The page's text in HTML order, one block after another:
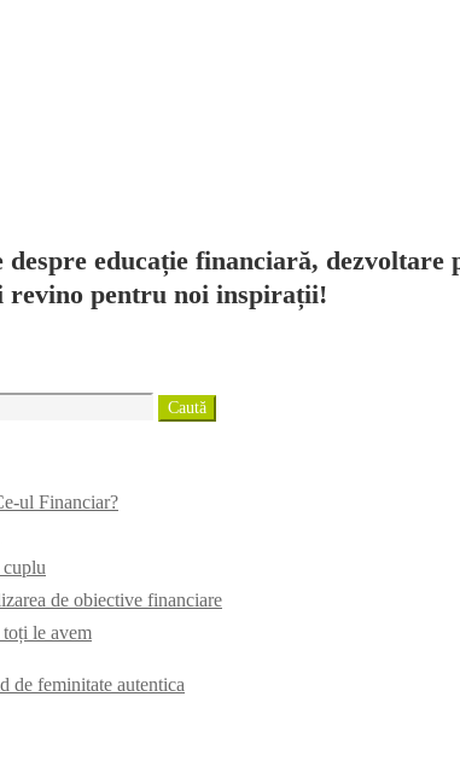
educație financiară,
revino pentru noi inspirații!
Caută
ul Financiar?
de obiective financiare
le avem